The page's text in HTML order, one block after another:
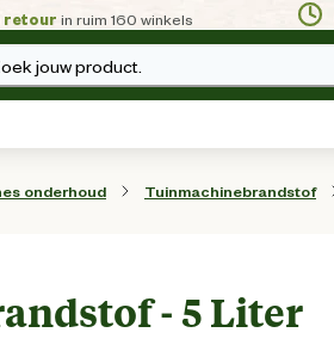
retour in ruim 160 winkels
jouw product.
onderhoud Tuinmachinebrandstof
- 5 Liter